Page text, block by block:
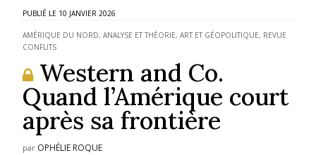
10 JANVIER 2026
AMÉRIQUE DU NORD,ANALYSE ET THÉORIE,ART ET GÉOPOLITIQUE, REVUE
CONFLITS
Western and Co.
Quand l’Amérique court
après sa frontière
par OPHÉLIE ROQUE